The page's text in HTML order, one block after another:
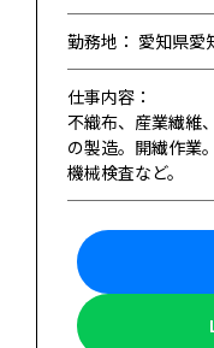
勤務地： 愛知県愛
仕事内容：
不織布、産業繊維
の製造。開繊作業
機械検査など。